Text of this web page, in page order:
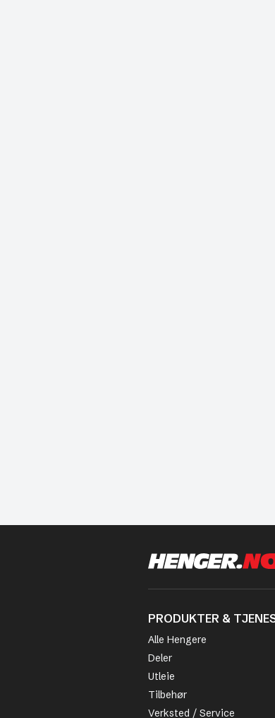
PRODUKTER &
Alle Hengere
Deler
Utleie
Tilbehør
Verksted / Service